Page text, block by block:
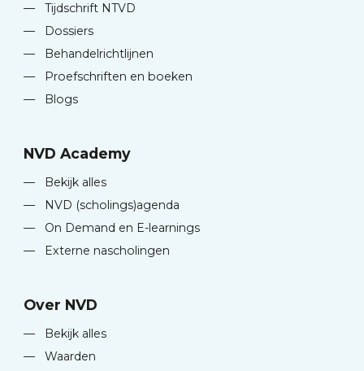
—
Tijdschrift NTVD
—
Dossiers
—
Behandelrichtlijnen
—
Proefschriften en boeken
—
Blogs
NVD Academy
—
Bekijk alles
—
NVD (scholings)agenda
—
On Demand en E-learnings
—
Externe nascholingen
Over NVD
—
Bekijk alles
—
Waarden